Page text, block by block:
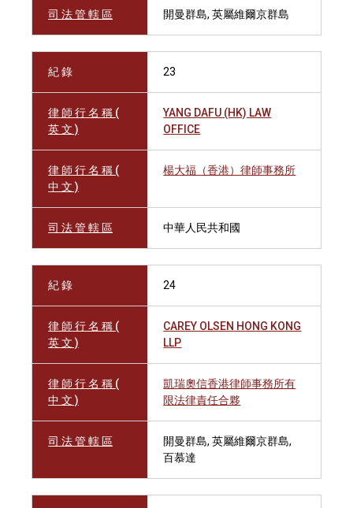
司 法 管 轄 區 開曼群島, 英屬維爾京群島
紀 錄 23
律 師 行 名 稱 (
英 文 )
YANG DAFU (HK) LAW
OFFICE
律 師 行 名 稱 (
中 文 )
楊大福（香港）律師事務所
司 法 管 轄 區 中華人民共和國
紀 錄 24
律 師 行 名 稱 (
英 文 )
CAREY OLSEN HONG KONG
LLP
律 師 行 名 稱 (
中 文 )
凱瑞奧信香港律師事務所有
限法律責任合夥
司 法 管 轄 區
開曼群島, 英屬維爾京群島,
百慕達